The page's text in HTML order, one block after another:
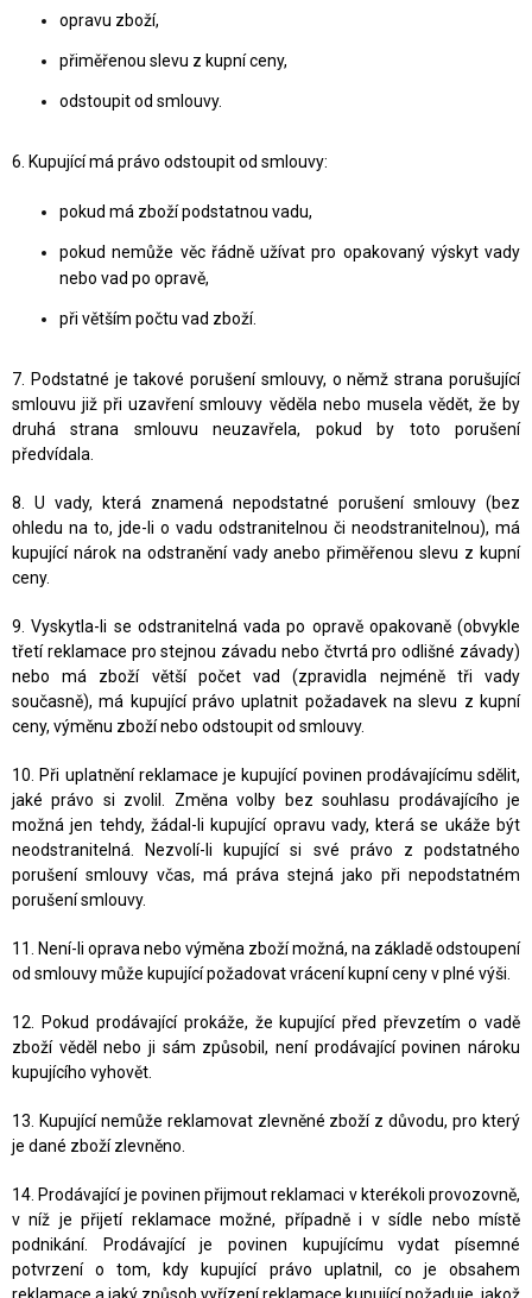
opravu zboží,
přiměřenou slevu z kupní ceny,
odstoupit od smlouvy.
6. Kupující má právo odstoupit od smlouvy:
pokud má zboží podstatnou vadu,
pokud nemůže věc řádně užívat pro opakovaný výskyt vady
nebo vad po opravě,
při větším počtu vad zboží.
7. Podstatné je takové porušení smlouvy, o němž strana porušující
smlouvu již při uzavření smlouvy věděla nebo musela vědět, že by
druhá strana smlouvu neuzavřela, pokud by toto porušení
předvídala.
8. U vady, která znamená nepodstatné porušení smlouvy (bez
ohledu na to, jde-li o vadu odstranitelnou či neodstranitelnou), má
kupující nárok na odstranění vady anebo přiměřenou slevu z kupní
ceny.
9. Vyskytla-li se odstranitelná vada po opravě opakovaně (obvykle
třetí reklamace pro stejnou závadu nebo čtvrtá pro odlišné závady)
nebo má zboží větší počet vad (zpravidla nejméně tři vady
současně), má kupující právo uplatnit požadavek na slevu z kupní
ceny, výměnu zboží nebo odstoupit od smlouvy.
10. Při uplatnění reklamace je kupující povinen prodávajícímu sdělit,
jaké právo si zvolil. Změna volby bez souhlasu prodávajícího je
možná jen tehdy, žádal-li kupující opravu vady, která se ukáže být
neodstranitelná. Nezvolí-li kupující si své právo z podstatného
porušení smlouvy včas, má práva stejná jako při nepodstatném
porušení smlouvy.
11. Není-li oprava nebo výměna zboží možná, na základě odstoupení
od smlouvy může kupující požadovat vrácení kupní ceny v plné výši.
12. Pokud prodávající prokáže, že kupující před převzetím o vadě
zboží věděl nebo ji sám způsobil, není prodávající povinen nároku
kupujícího vyhovět.
13. Kupující nemůže reklamovat zlevněné zboží z důvodu, pro který
je dané zboží zlevněno.
14. Prodávající je povinen přijmout reklamaci v kterékoli provozovně,
v níž je přijetí reklamace možné, případně i v sídle nebo místě
podnikání. Prodávající je povinen kupujícímu vydat písemné
potvrzení o tom, kdy kupující právo uplatnil, co je obsahem